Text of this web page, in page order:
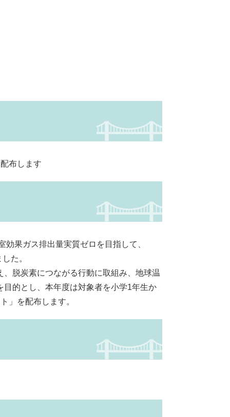
布します
果ガス排出量実質ゼロを目指して、
た。
脱炭素につながる行動に取組み、地球温
的とし、本年度は対象者を小学1年生か
」を配布します。